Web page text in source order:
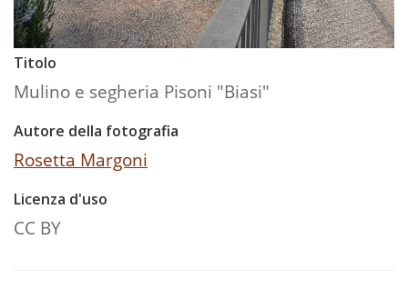
Titolo
Mulino e segheria Pisoni "Biasi"
Autore della fotografia
Rosetta Margoni
Licenza d'uso
CC BY